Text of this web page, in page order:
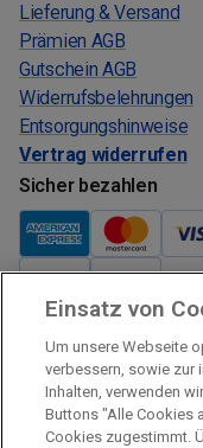
Lieferung & Versand
Prämien AGB
Gutschein AGB
Widerrufsbelehrungen
Entsorgungshinweise
Vertrag widerrufen
Sicher bezahlen
Verkauf und Versand
Kostenloser Versand:
Verkauf und Versand
Verkauf Gutscheine
Einsatz von
Um unsere Webseite
verbessern, sowie zur
Inhalten, verwenden
Buttons "Alle Cookies
Cookies zugestimmt.